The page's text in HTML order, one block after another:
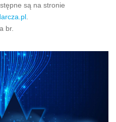
są na stronie
br.